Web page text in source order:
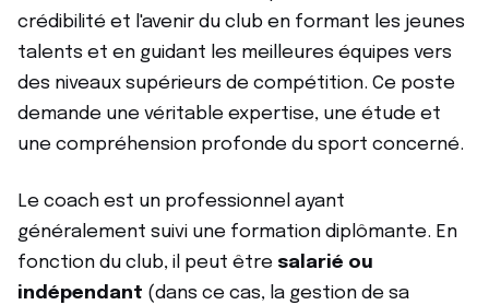
crédibilité et l'avenir du club en formant les jeunes
talents et en guidant les meilleures équipes vers
des niveaux supérieurs de compétition. Ce poste
demande une véritable expertise, une étude et
une compréhension profonde du sport concerné.
Le coach est un professionnel ayant
généralement suivi une formation diplômante. En
fonction du club, il peut être salarié ou
indépendant (dans ce cas, la gestion de sa